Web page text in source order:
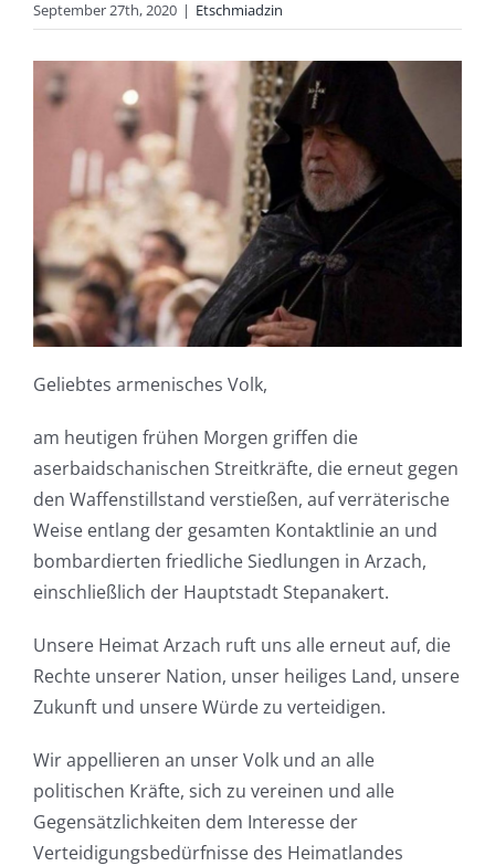
September 27th, 2020 | Etschmiadzin
Geliebtes armenisches Volk,
am heutigen frühen Morgen griffen die
aserbaidschanischen Streitkräfte, die erneut gegen
den Waffenstillstand verstießen, auf verräterische
Weise entlang der gesamten Kontaktlinie an und
bombardierten friedliche Siedlungen in Arzach,
einschließlich der Hauptstadt Stepanakert.
Unsere Heimat Arzach ruft uns alle erneut auf, die
Rechte unserer Nation, unser heiliges Land, unsere
Zukunft und unsere Würde zu verteidigen.
Wir appellieren an unser Volk und an alle
politischen Kräfte, sich zu vereinen und alle
Gegensätzlichkeiten dem Interesse der
Verteidigungsbedürfnisse des Heimatlandes